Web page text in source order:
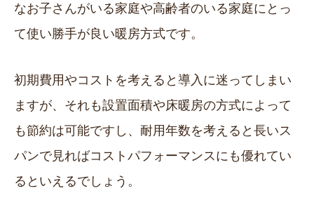
なお子さんがいる家庭や高齢者のいる家庭にとっ
て使い勝手が良い暖房方式です。
初期費用やコストを考えると導入に迷ってしまい
ますが、それも設置面積や床暖房の方式によって
も節約は可能ですし、耐用年数を考えると長いス
パンで見ればコストパフォーマンスにも優れてい
るといえるでしょう。